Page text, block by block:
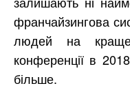
франчайзингова
людей на
конференції в
більше.